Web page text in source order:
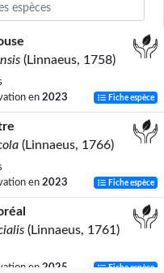
(Linnaeus, 1758)
en 2023 Fiche espèce
(Linnaeus, 1766)
en 2023 Fiche espèce
(Linnaeus, 1761)
en 2025 Fiche espèce